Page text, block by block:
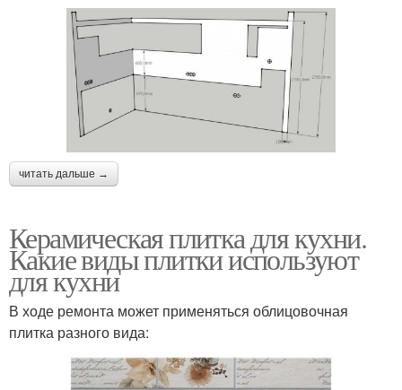
читать дальше →
Керамическая плитка для кухни.
Какие виды плитки используют
для кухни
В ходе ремонта может применяться облицовочная
плитка разного вида: